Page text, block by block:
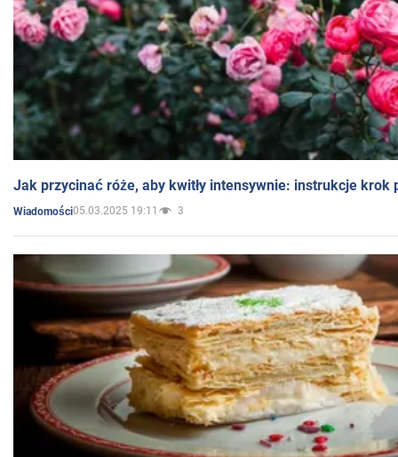
Jak przycinać róże, aby kwitły intensywnie: instrukcje krok
Wiadomości05.03.2025 19:11 3